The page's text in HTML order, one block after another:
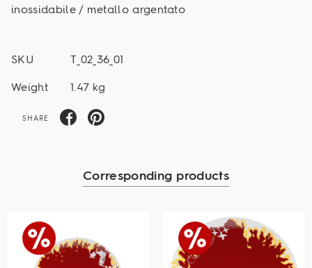
inossidabile / metallo argentato
SKU T_02_36_01
Weight 1.47 kg
SHARE
Corresponding products